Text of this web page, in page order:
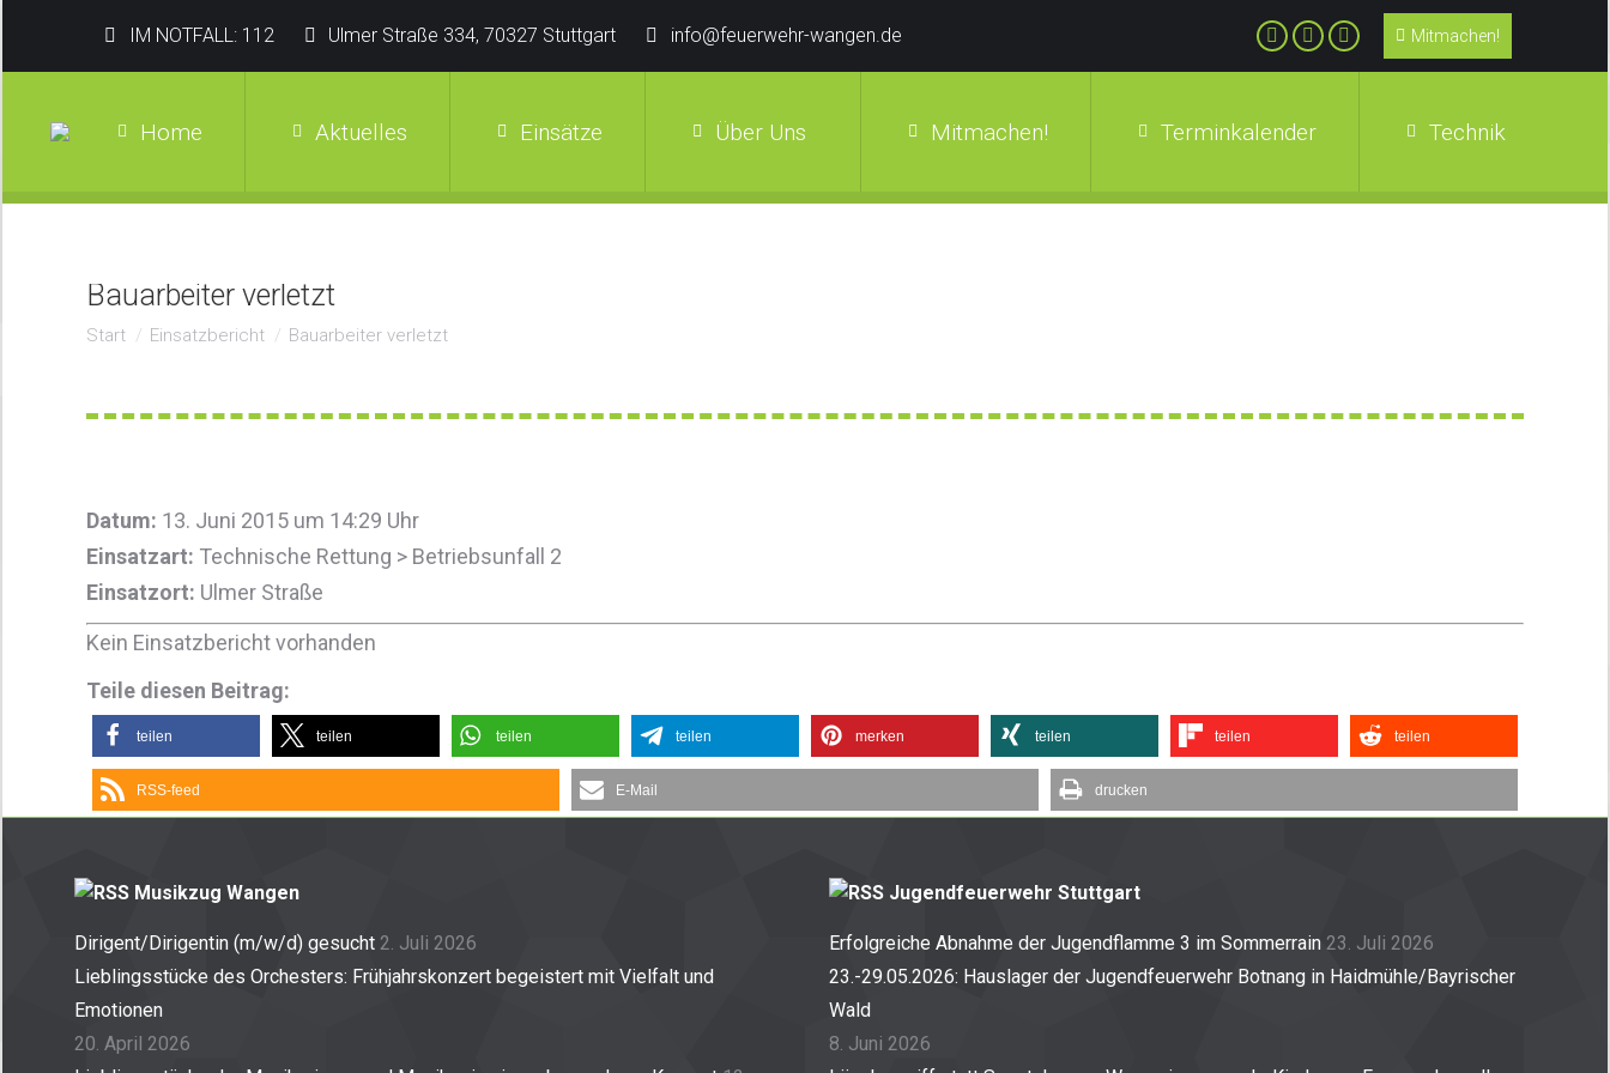
IM NOTFALL: 112 Ulmer Straße 334, 70327 Stuttgart info@feuerwehr-wangen.de Mitmachen!
Home Aktuelles Einsätze Über Uns Mitmachen! Terminkalender Technik
Bauarbeiter verletzt
Sie befinden sich hier:
Start Einsatzbericht Bauarbeiter verletzt
Datum: 13. Juni 2015 um 14:29 Uhr
Einsatzart: Technische Rettung > Betriebsunfall 2
Einsatzort: Ulmer Straße
Kein Einsatzbericht vorhanden
Teile diesen Beitrag:
teilen teilen teilen teilen merken teilen teilen teilen
RSS-feed E-Mail drucken
Musikzug Wangen
Dirigent/Dirigentin (m/w/d) gesucht 2. Juli 2026
Lieblingsstücke des Orchesters: Frühjahrskonzert begeistert mit Vielfalt und
Emotionen
20. April 2026
Jugendfeuerwehr Stuttgart
Erfolgreiche Abnahme der Jugendflamme 3 im Sommerrain 23. Juli 2026
23.-29.05.2026: Hauslager der Jugendfeuerwehr Botnang in Haidmühle/Bayrischer
Wald
8. Juni 2026